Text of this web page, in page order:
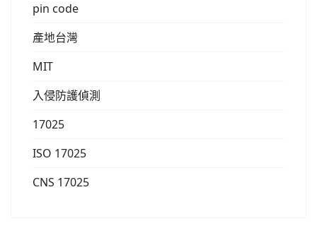
pin code
產地台灣
MIT
入侵防護偵測
17025
ISO 17025
CNS 17025